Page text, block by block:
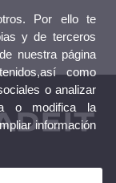
Por ello te
y de terceros
nuestra página
como
o analizar
o modifica la
información